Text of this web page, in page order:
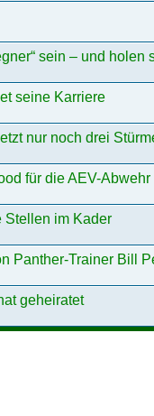
sein – und
seine Karriere
nur noch drei
für die AEV-Abwehr
Stellen im Kader
Panther-Trainer Bill
geheiratet